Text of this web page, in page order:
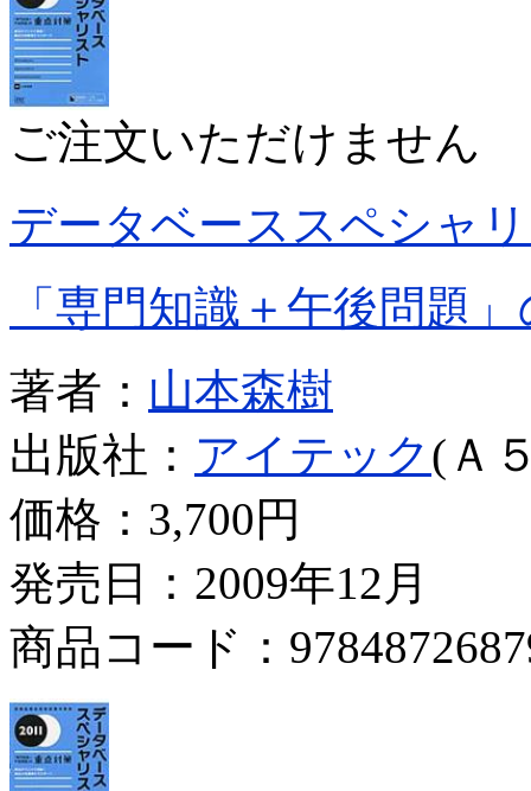
ご注文いただけません
データベーススペシャ
「専門知識＋午後問題
著者： 山本森樹
出版社： アイテック(Ａ
価格： 3,700円
発売日：2009年12月
商品コード：